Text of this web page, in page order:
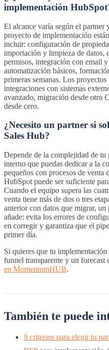
implementación
El alcance varía según el partner
proyecto de implementación
incluir: configuración de
importación y limpieza de datos,
permisos, integración con email
automatización básicos,
primeras semanas. Los
integraciones con sistemas
avanzado, migración desde otro
desde cero.
¿Necesito un partner si
Sales Hub?
Depende de la complejidad de
interno que puedas dedicar a la
pequeños con procesos de
HubSpot puede ser suficiente
Cuando el equipo supera las
venta tiene más de dos o tres
anterior con datos que migrar, un
añade: evita los errores de
en corregir y garantiza que el
primer día.
Si quieres que tu
funnel transparente y un forecast
en MomentumHUB.
También te puede
9 criterios para elegir tu